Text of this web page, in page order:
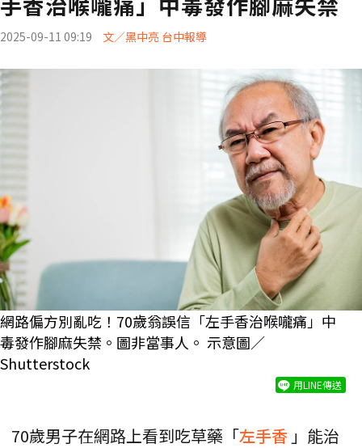
2025-09-11 09:19 文／黑中亮 台中報導
網路偏方別亂吃！70歲翁誤信「左手香治喉嚨痛」中
毒發作腳麻失禁。圖非當事人。 示意圖／
Shutterstock
用LINE傳送
70歲男子在網路上看到吃草藥「左手香 」能治